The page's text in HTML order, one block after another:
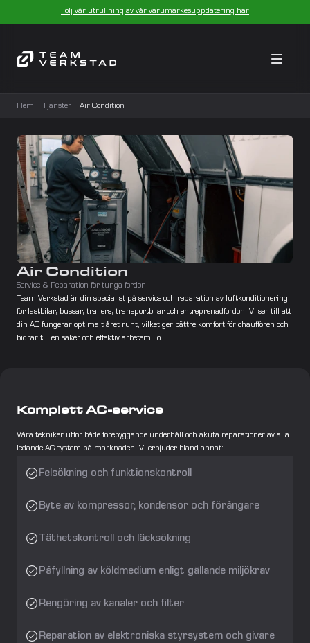
Följ vår utrullning av vår varumärkesuppdatering här
Hem Tjänster Air Condition
Air Condition
Service & Reparation för tunga fordon
Team Verkstad är din specialist på service och reparation av luftkonditionering
för lastbilar, bussar, trailers, transportbilar och entreprenadfordon. Vi ser till att
din AC fungerar optimalt året runt, vilket ger bättre komfort för chauffören och
bidrar till en säker och effektiv arbetsmiljö.
Komplett AC-service
Våra tekniker utför både förebyggande underhåll och akuta reparationer av alla
ledande AC-system på marknaden. Vi erbjuder bland annat:
Felsökning och funktionskontroll
Byte av kompressor, kondensor och förångare
Täthetskontroll och läcksökning
Påfyllning av köldmedium enligt gällande miljökrav
Rengöring av kanaler och filter
Reparation av elektroniska styrsystem och givare